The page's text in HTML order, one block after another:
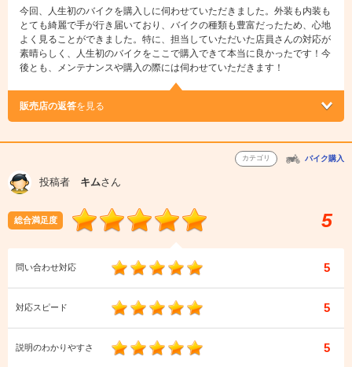
今回、人生初のバイクを購入しに伺わせていただきました。外装も内装も
とても綺麗で手が行き届いており、バイクの種類も豊富だったため、心地
よく見ることができました。特に、担当していただいた店員さんの対応が
素晴らしく、人生初のバイクをここで購入できて本当に良かったです！今
後とも、メンテナンスや購入の際には伺わせていただきます！
販売店の返答を見る
カテゴリ バイク購入
投稿者 キムさん
総合満足度 5
問い合わせ対応 5
対応スピード 5
説明のわかりやすさ 5